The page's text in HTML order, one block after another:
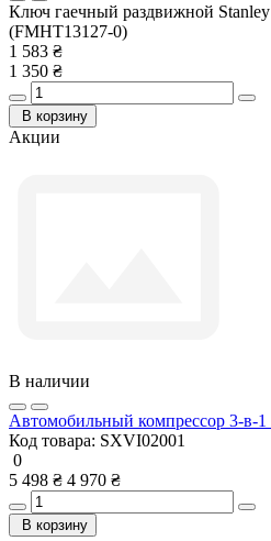
Ключ гаечный раздвижной
(FMHT13127-0)
1 583 ₴
1 350 ₴
В корзину
Акции
В наличии
Автомобильный компрессор 3-в-1
Код товара: SXVI02001
0
5 498 ₴ 4 970 ₴
В корзину